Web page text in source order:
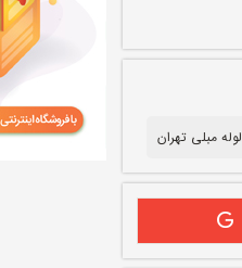
لوله مبلی تهران